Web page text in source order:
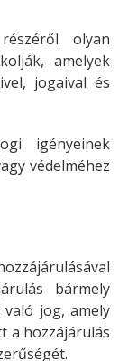
olyan
amelyek
jogaival és
igényeinek
védelméhez
bármely
jog, amely
a hozzájárulás